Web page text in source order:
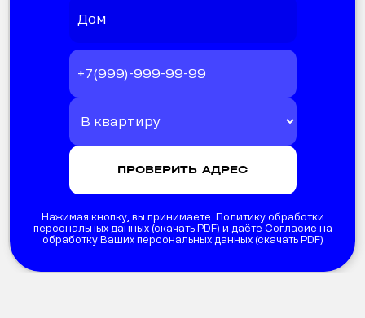
Нажимая кнопку, вы принимаете Политику обработки
персональных данных (скачать PDF) и даёте Согласие на
обработку Ваших персональных данных (скачать PDF)